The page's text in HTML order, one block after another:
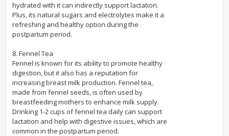
hydrated with it can indirectly support lactation.
Plus, its natural sugars and electrolytes make it a
refreshing and healthy option during the
postpartum period.
8. Fennel Tea
Fennel is known for its ability to promote healthy
digestion, but it also has a reputation for
increasing breast milk production. Fennel tea,
made from fennel seeds, is often used by
breastfeeding mothers to enhance milk supply.
Drinking 1-2 cups of fennel tea daily can support
lactation and help with digestive issues, which are
common in the postpartum period.